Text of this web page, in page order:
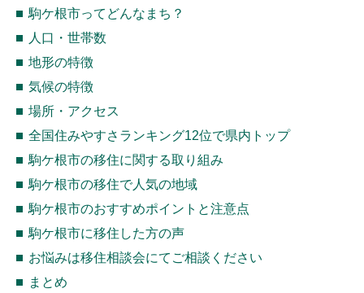
駒ケ根市ってどんなまち？
人口・世帯数
地形の特徴
気候の特徴
場所・アクセス
全国住みやすさランキング12位で県内トップ
駒ケ根市の移住に関する取り組み
駒ケ根市の移住で人気の地域
駒ケ根市のおすすめポイントと注意点
駒ケ根市に移住した方の声
お悩みは移住相談会にてご相談ください
まとめ